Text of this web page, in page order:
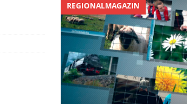
REGIONALMAGAZIN